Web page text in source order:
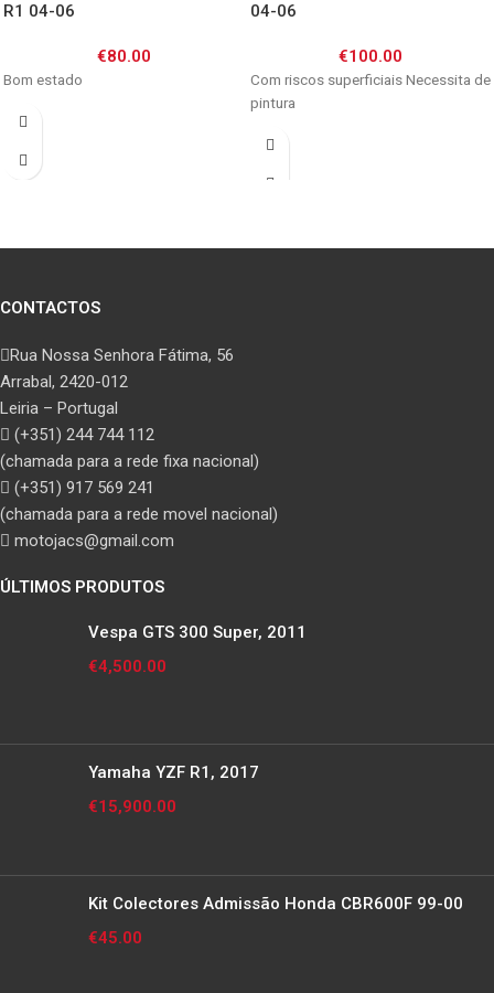
R1 04-06
€80.00
Bom estado
04-06
€100.00
Com riscos superficiais Necessita de
pintura
CONTACTOS
Rua Nossa Senhora Fátima, 56
Arrabal, 2420-012
Leiria – Portugal
(+351) 244 744 112
(chamada para a rede fixa nacional)
(+351) 917 569 241
(chamada para a rede movel nacional)
motojacs@gmail.com
ÚLTIMOS PRODUTOS
Vespa GTS 300 Super, 2011
€4,500.00
Yamaha YZF R1, 2017
€15,900.00
Kit Colectores Admissão Honda CBR600F 99-00
€45.00